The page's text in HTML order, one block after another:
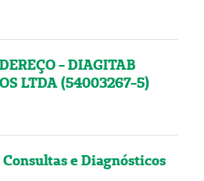
- DIAGITAB
LTDA (54003267-5)
e Diagnósticos